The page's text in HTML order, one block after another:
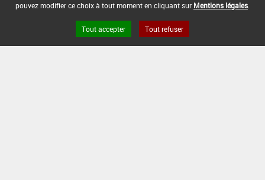
[15705914] Prairies*Désherbage
pouvez modifier ce choix à tout moment en cliquant sur Mentions légales
Tout accepter Tout refuser